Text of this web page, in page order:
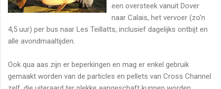
een oversteek vanuit Dover
naar Calais, het vervoer (zo'n
4,5 uur) per bus naar Les Teillatts, inclusief dagelijks ontbijt en
alle avondmaaltijden.
Ook qua aas zijn er beperkingen en mag er enkel gebruik
gemaakt worden van de particles en pellets van Cross Channel